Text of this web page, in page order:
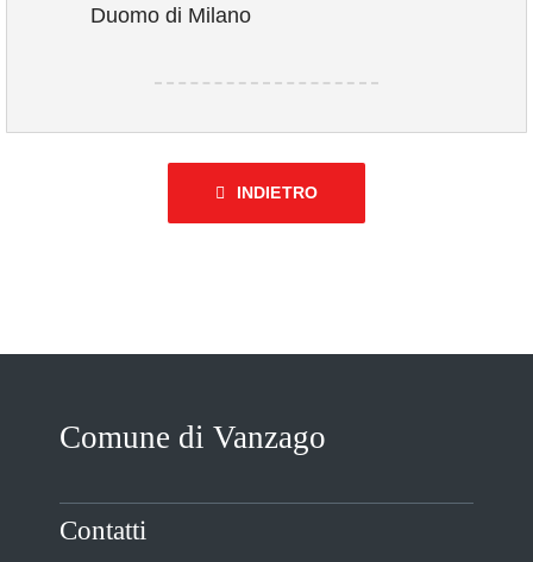
Duomo di Milano
INDIETRO
Comune di Vanzago
Contatti